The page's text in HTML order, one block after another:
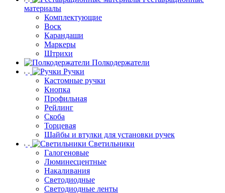
материалы
Комплектующие
Воск
Карандаши
Маркеры
Штрихи
Полкодержатели
Ручки
Кастомные ручки
Кнопка
Профильная
Рейлинг
Скоба
Торцевая
Шайбы и втулки для установки ручек
Светильники
Галогеновые
Люминесцентные
Накаливания
Светодиодные
Светодиодные ленты